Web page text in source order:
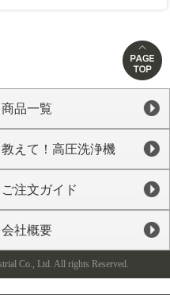
商品一覧
教えて！高圧洗浄機
ご注文ガイド
会社概要
Co., Ltd. All rights Reserved.